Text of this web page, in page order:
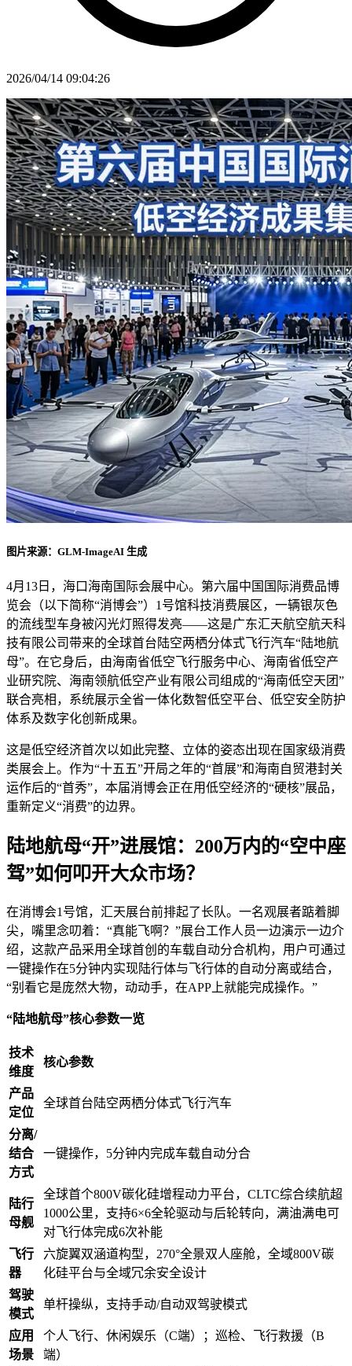
2026/04/14 09:04:26
图片来源：GLM-ImageAI 生成
4月13日，海口海南国际会展中心。第六届中国国际消费品博
览会（以下简称“消博会”）1号馆科技消费展区，一辆银灰色
的流线型车身被闪光灯照得发亮——这是广东汇天航空航天科
技有限公司带来的全球首台陆空两栖分体式飞行汽车“陆地航
母”。在它身后，由海南省低空飞行服务中心、海南省低空产
业研究院、海南领航低空产业有限公司组成的“海南低空天团”
联合亮相，系统展示全省一体化数智低空平台、低空安全防护
体系及数字化创新成果。
这是低空经济首次以如此完整、立体的姿态出现在国家级消费
类展会上。作为“十五五”开局之年的“首展”和海南自贸港封关
运作后的“首秀”，本届消博会正在用低空经济的“硬核”展品，
重新定义“消费”的边界。
陆地航母“开”进展馆：200万内的“空中座
驾”如何叩开大众市场？
在消博会1号馆，汇天展台前排起了长队。一名观展者踮着脚
尖，嘴里念叨着：“真能飞啊？”展台工作人员一边演示一边介
绍，这款产品采用全球首创的车载自动分合机构，用户可通过
一键操作在5分钟内实现陆行体与飞行体的自动分离或结合，
“别看它是庞然大物，动动手，在APP上就能完成操作。”
“陆地航母”核心参数一览
技术
维度
核心参数
产品
定位
全球首台陆空两栖分体式飞行汽车
分离/
结合
方式
一键操作，5分钟内完成车载自动分合
陆行
母舰
全球首个800V碳化硅增程动力平台，CLTC综合续航超
1000公里，支持6×6全轮驱动与后轮转向，满油满电可
对飞行体完成6次补能
飞行
器
六旋翼双涵道构型，270°全景双人座舱，全域800V碳
化硅平台与全域冗余安全设计
驾驶
模式
单杆操纵，支持手动/自动双驾驶模式
应用
场景
个人飞行、休闲娱乐（C端）；巡检、飞行救援（B
端）